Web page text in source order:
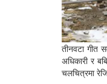
तीनवटा गीत
अधिकारी र
चलचित्रमा